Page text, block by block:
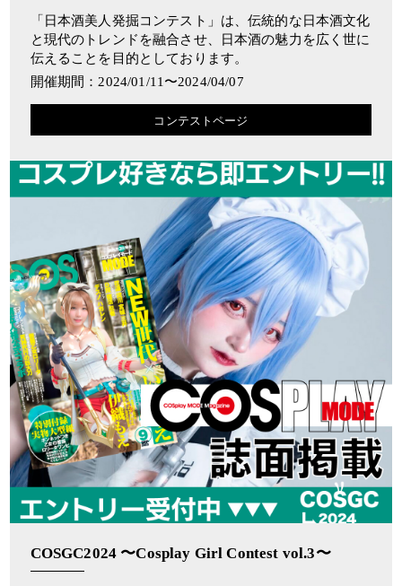
「日本酒美人発掘コンテスト」は、伝統的な日本酒文化
と現代のトレンドを融合させ、日本酒の魅力を広く世に
伝えることを目的としております。
開催期間：2024/01/11〜2024/04/07
コンテストページ
COSGC2024 〜Cosplay Girl Contest vol.3〜